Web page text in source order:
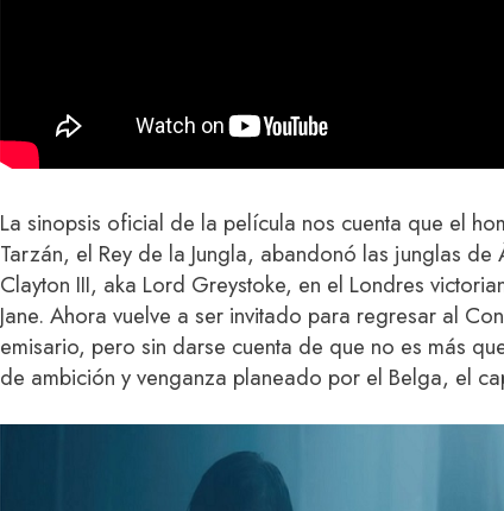
La sinopsis oficial de la película nos cuenta que el
Tarzán, el Rey de la Jungla, abandonó las junglas de
Clayton III, aka Lord Greystoke, en el Londres
Jane. Ahora vuelve a ser invitado para regresar al
emisario, pero sin darse cuenta de que no es más
de ambición y venganza planeado por el Belga, el